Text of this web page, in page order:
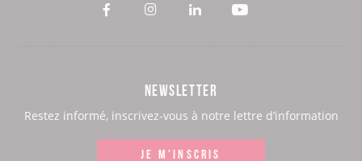
Voir
Facebook
Voir
Instagram
Voir
LinkedIn
Voir
Youtube
NEWSLETTER
Restez informé, inscrivez-vous à notre lettre d’information
JE M'INSCRIS